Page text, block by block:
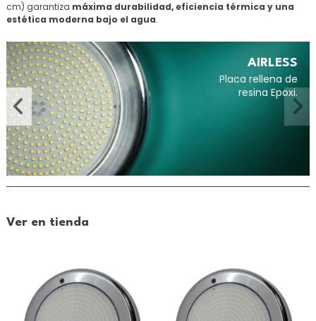
cm) garantiza máxima durabilidad, eficiencia térmica y una
estética moderna bajo el agua.
AIRLESS
Placa rellena de
resina Epoxi.
Ver en tienda